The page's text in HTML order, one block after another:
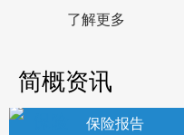
了解更多
简概资讯
保险报告